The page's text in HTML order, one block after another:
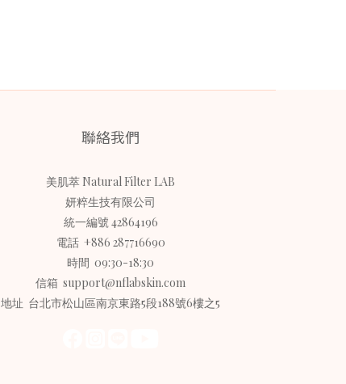
聯絡我們
美肌萃 Natural Filter LAB
妍粹生技有限公司
統一編號 42864196
電話 +886 287716690
時間 09:30-18:30
信箱 support@nflabskin.com
地址 台北市松山區南京東路5段188號6樓之5